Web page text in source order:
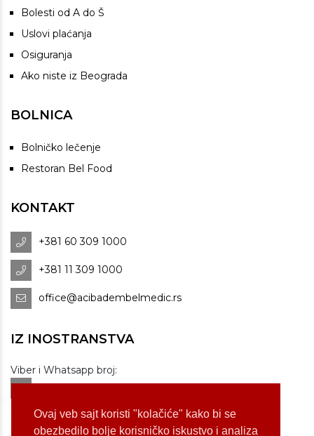
Ovaj veb sajt koristi "kolačiće" kako bi se
obezbedilo bolje korisničko iskustvo i analiza
Bolesti od A do Š
Uslovi plaćanja
Osiguranja
Ako niste iz Beograda
BOLNICA
Bolničko lečenje
Restoran Bel Food
KONTAKT
+381 60 309 1000
+381 11 309 1000
office@acibadembelmedic.rs
IZ INOSTRANSTVA
Viber i Whatsapp broj:
+381 60 309 1070
Dostupnost: od 07 do 22h